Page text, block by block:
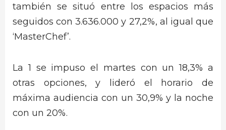
también se situó entre los espacios más
seguidos con 3.636.000 y 27,2%, al igual que
‘MasterChef’.
La 1 se impuso el martes con un 18,3% a
otras opciones, y lideró el horario de
máxima audiencia con un 30,9% y la noche
con un 20%.